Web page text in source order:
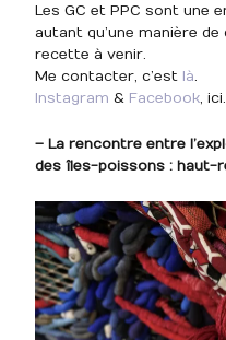
Les GC et PPC sont une
autant qu’une manière
recette à venir.
Me contacter, c’est là.
Instagram & Facebook, ici.
– La rencontre entre
des îles-poissons : haut-